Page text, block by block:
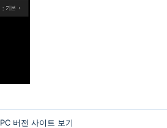
PC 버전 사이트 보기